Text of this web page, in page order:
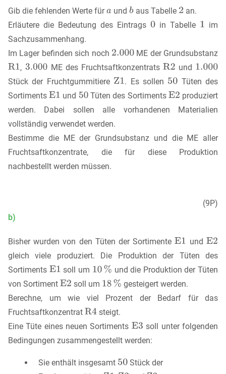
Gib die fehlenden Werte für und aus Tabelle
an.
Erläutere die Bedeutung des Eintrags
in Tabelle
im
Sachzusammenhang.
Im Lager befinden sich noch
ME der Grundsubstanz
,
ME des Fruchtsaftkonzentrats
und
Stück der Fruchtgummitiere
. Es sollen
Tüten des
Sortiments
und Tüten des Sortiments
produziert
werden. Dabei sollen alle vorhandenen Materialien
vollständig verwendet werden.
Bestimme die ME der Grundsubstanz und die ME aller
Fruchtsaftkonzentrate, die für diese Produktion
nachbestellt werden müssen.
(9P)
b)
Bisher wurden von den Tüten der Sortimente
und
gleich viele produziert. Die Produktion der Tüten des
Sortiments
soll um
und die Produktion der Tüten
von Sortiment
soll um
gesteigert werden.
Berechne, um wie viel Prozent der Bedarf für das
Fruchtsaftkonzentrat
steigt.
Eine Tüte eines neuen Sortiments
soll unter folgenden
Bedingungen zusammengestellt werden:
Sie enthält insgesamt
Stück der